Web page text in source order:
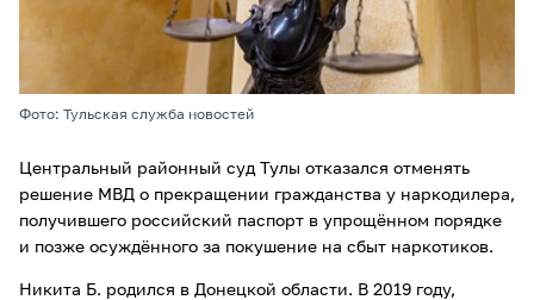
Фото: Тульская служба новостей
Центральный районный суд Тулы отказался отменять
решение МВД о прекращении гражданства у наркодилера,
получившего российский паспорт в упрощённом порядке
и позже осуждённого за покушение на сбыт наркотиков.
Никита Б. родился в Донецкой области. В 2019 году,